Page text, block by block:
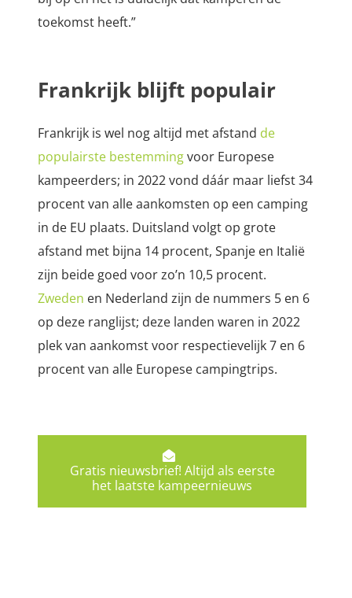
toekomst heeft.”
Frankrijk blijft populair
Frankrijk is wel nog altijd met afstand de
populairste bestemmingvoor Europese
kampeerders; in 2022 vond dáár maar liefst 34
procent van alle aankomsten op een camping
in de EU plaats. Duitsland volgt op grote
afstand met bijna 14 procent, Spanje en Italië
zijn beide goed voor zo’n 10,5 procent.
Zweden en Nederland zijn de nummers 5 en 6
op deze ranglijst; deze landen waren in 2022
plek van aankomst voor respectievelijk 7 en 6
procent van alle Europese campingtrips.
Gratis nieuwsbrief! Altijd als eerste
het laatste kampeernieuws